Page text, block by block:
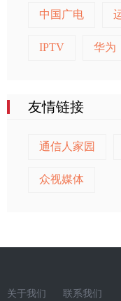
中国广电
IPTV 华为
友情链接
通信人家园
众视媒体
关于我们 联系我们